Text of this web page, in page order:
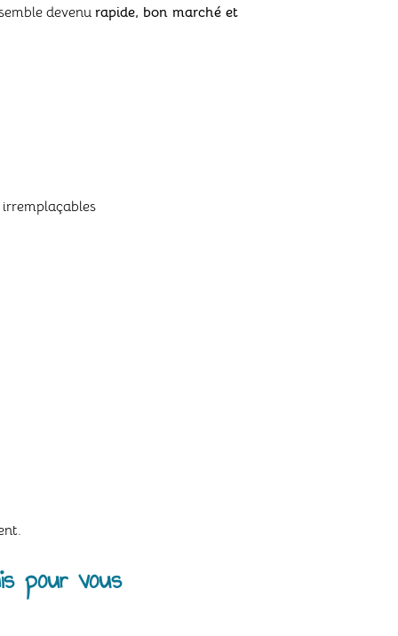
devenurapide, bon marché et
pour vous